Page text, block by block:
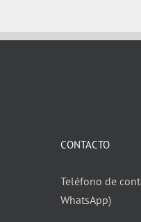
CONTACTO
Teléfono de
WhatsApp)